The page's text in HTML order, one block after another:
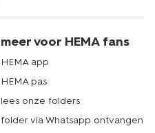
meer voor HEMA fans
HEMA app
HEMA pas
lees onze folders
folder via Whatsapp ontvangen